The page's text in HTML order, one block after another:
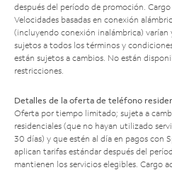
después del período de promoción.
Velocidades basadas en conexión
(incluyendo conexión inalámbrica) varían
sujetos a todos los términos y
están sujetos a cambios. No están
restricciones.
Detalles de la oferta de teléfono
Oferta por tiempo limitado; sujeta a
residenciales (que no hayan utilizado
30 días) y que estén al día en pagos con
aplican tarifas estándar después del
mantienen los servicios elegibles. Cargo